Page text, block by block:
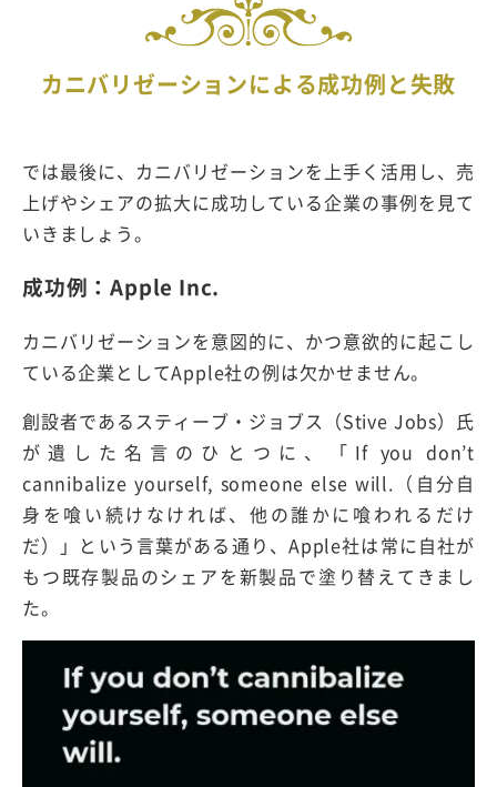
カニバリゼーションによる成功例と失敗
では最後に、カニバリゼーションを上手く活用し、売
上げやシェアの拡大に成功している企業の事例を見て
いきましょう。
成功例：Apple Inc.
カニバリゼーションを意図的に、かつ意欲的に起こし
ている企業としてApple社の例は欠かせません。
創設者であるスティーブ・ジョブス（Stive Jobs）氏
が遺した名言のひとつに、「If you don’t
cannibalize yourself, someone else will.（自分自
身を喰い続けなければ、他の誰かに喰われるだけ
だ）」という言葉がある通り、Apple社は常に自社が
もつ既存製品のシェアを新製品で塗り替えてきまし
た。